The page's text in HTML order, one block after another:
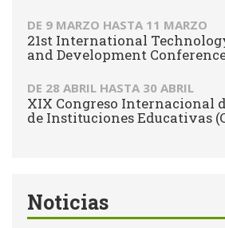
DE 9 MARZO HASTA 11 MARZO
21st International
and Development
DE 28 ABRIL HASTA 30 ABRIL
XIX Congreso Internacional
de Instituciones Educativas
Noticias